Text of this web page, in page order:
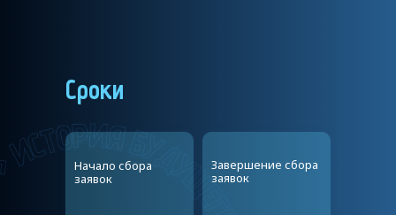
Сроки
Начало сбора
заявок
Завершение сбора
заявок